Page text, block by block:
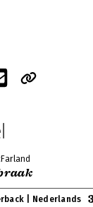
| Nederlands